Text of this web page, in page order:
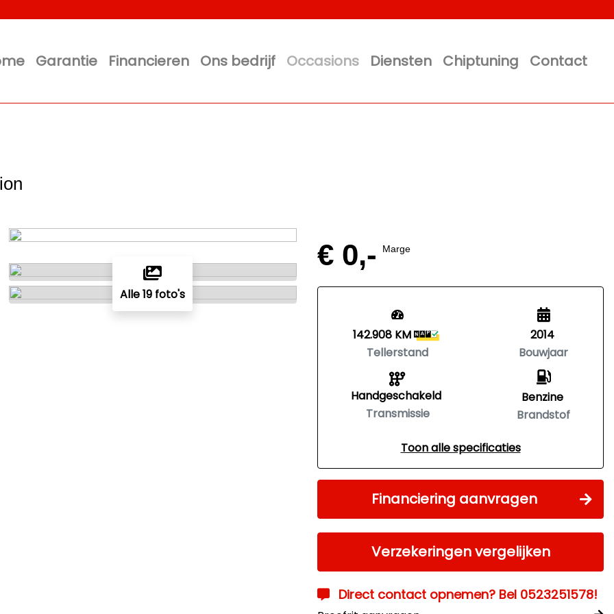
Garantie Financieren Ons bedrijf Occasions Diensten Chiptuning Contact
Alle 19 foto's
€ 0,- Marge
142.908 KM
Tellerstand
Handgeschakeld
Transmissie
2014
Bouwjaar
Benzine
Brandstof
Toon alle specificaties
Financiering aanvragen
Verzekeringen vergelijken
Direct contact opnemen? Bel 0523251578!